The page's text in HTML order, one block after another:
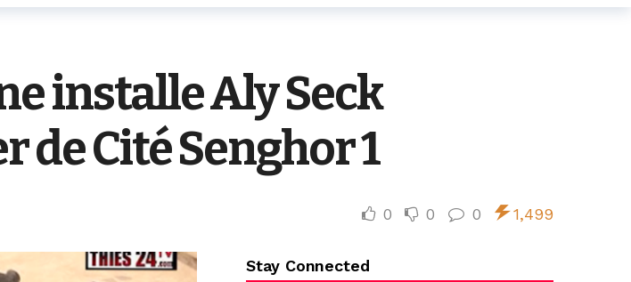
installe Aly Seck
de Cité Senghor 1
0 0 0 1,499
Stay Connected